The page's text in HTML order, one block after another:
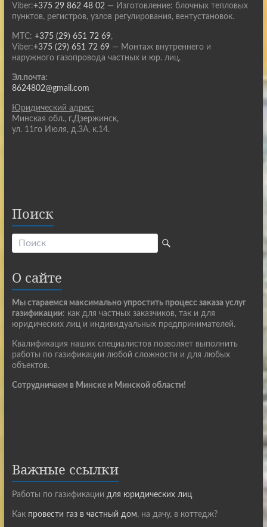
Viber:+375 29 862 48 02— Изготовление: блочных тепловых
пунктов, регистров, узлов регулирования, вентустановок.
МТС: +375 (29) 651 72 69,
Viber:+375 (29) 651 72 69— Монтаж внутреннего и
наружного газопровода частных и юр. лиц.
Эл.почта:
8624802@gmail.com
Юридический адрес:
Минская обл., г.Дзержинск,
ул. 11го Июля, д.3А, к.14.
Поиск
О сайте
Мы стараемся максимально упростить процесс заказа услуг
газификации: как для частных заказчиков, так и для
юридических лиц и индивидуальных предпринимателей.
Квалификация наших специалистов позволяет выполнить
работы по газификации любой сложности и для любых
объектов.
Сотрудничаем в Минске и Минской области!
Важные ссылки
Работы по газификации для юридических лиц
Как провести газ в частный дом, на дачу, в коттедж?